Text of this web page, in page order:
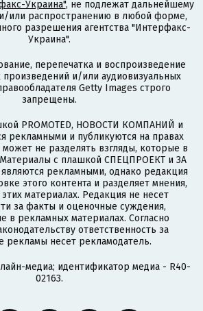
Украина", не подлежат дальнейшему
или распространению в любой форме,
разрешения агентства "Интерфакс-
Украина".
перепечатка и воспроизведение
и/или аудиовизуальных
Getty Images строго
запрещены.
PROMOTED, НОВОСТИ КОМПАНИЙ и
рекламными и публикуются на правах
не разделять взгляды, которые в
Материалы с плашкой СПЕЦПРОЕКТ и ЗА
рекламными, однако редакция
этого контента и разделяет мнения,
материалах. Редакция не несет
за факты и оценочные суждения,
в рекламных материалах. Согласно
ответственность за
рекламы несет рекламодатель.
медиа; идентификатор медиа - R40-
02163.